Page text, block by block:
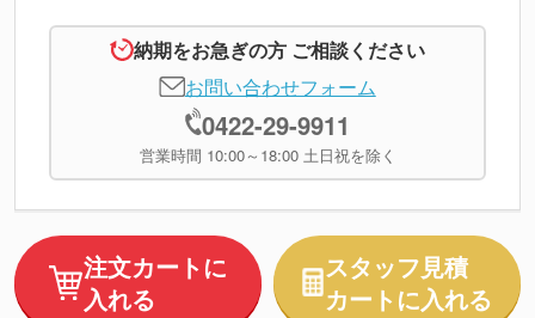
納期をお急ぎの方 ご相談ください
お問い合わせフォーム
0422-29-9911
営業時間 10:00～18:00 土日祝を除く
注文カートに
入れる
スタッフ見積
カートに入れる